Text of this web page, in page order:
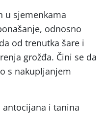
u sjemenkama
odnosno
od trenutka šare i
grožđa. Čini se da
s nakupljanjem
i tanina